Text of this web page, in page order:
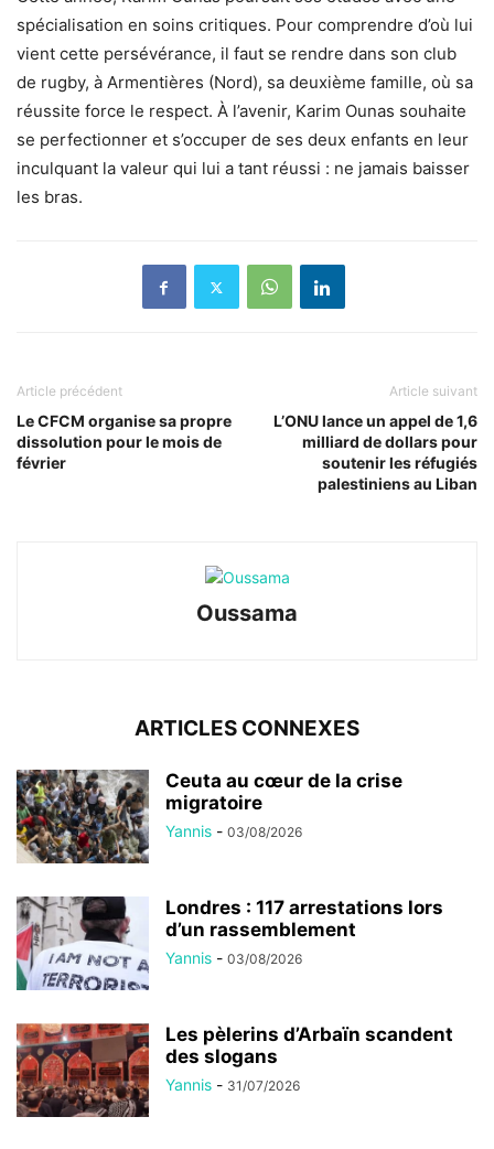
spécialisation en soins critiques. Pour comprendre d’où lui
vient cette persévérance, il faut se rendre dans son club
de rugby, à Armentières (Nord), sa deuxième famille, où sa
réussite force le respect. À l’avenir, Karim Ounas souhaite
se perfectionner et s’occuper de ses deux enfants en leur
inculquant la valeur qui lui a tant réussi : ne jamais baisser
les bras.
Article précédent
Le CFCM organise sa propre
dissolution pour le mois de
février
Article suivant
L’ONU lance un appel de 1,6
milliard de dollars pour
soutenir les réfugiés
palestiniens au Liban
Oussama
ARTICLES CONNEXES
Ceuta au cœur de la crise
migratoire
Yannis - 03/08/2026
Londres : 117 arrestations lors
d’un rassemblement
Yannis - 03/08/2026
Les pèlerins d’Arbaïn scandent
des slogans
Yannis - 31/07/2026